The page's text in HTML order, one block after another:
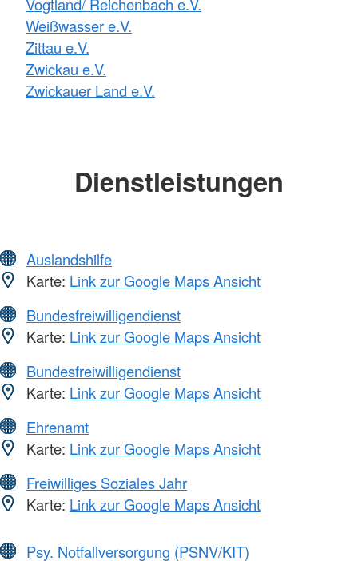
Vogtland/ Reichenbach e.V.
Weißwasser e.V.
Zittau e.V.
Zwickau e.V.
Zwickauer Land e.V.
Dienstleistungen
Auslandshilfe
Karte: Link zur Google Maps Ansicht
Bundesfreiwilligendienst
Karte: Link zur Google Maps Ansicht
Bundesfreiwilligendienst
Karte: Link zur Google Maps Ansicht
Ehrenamt
Karte: Link zur Google Maps Ansicht
Freiwilliges Soziales Jahr
Karte: Link zur Google Maps Ansicht
Psy. Notfallversorgung (PSNV/KIT)